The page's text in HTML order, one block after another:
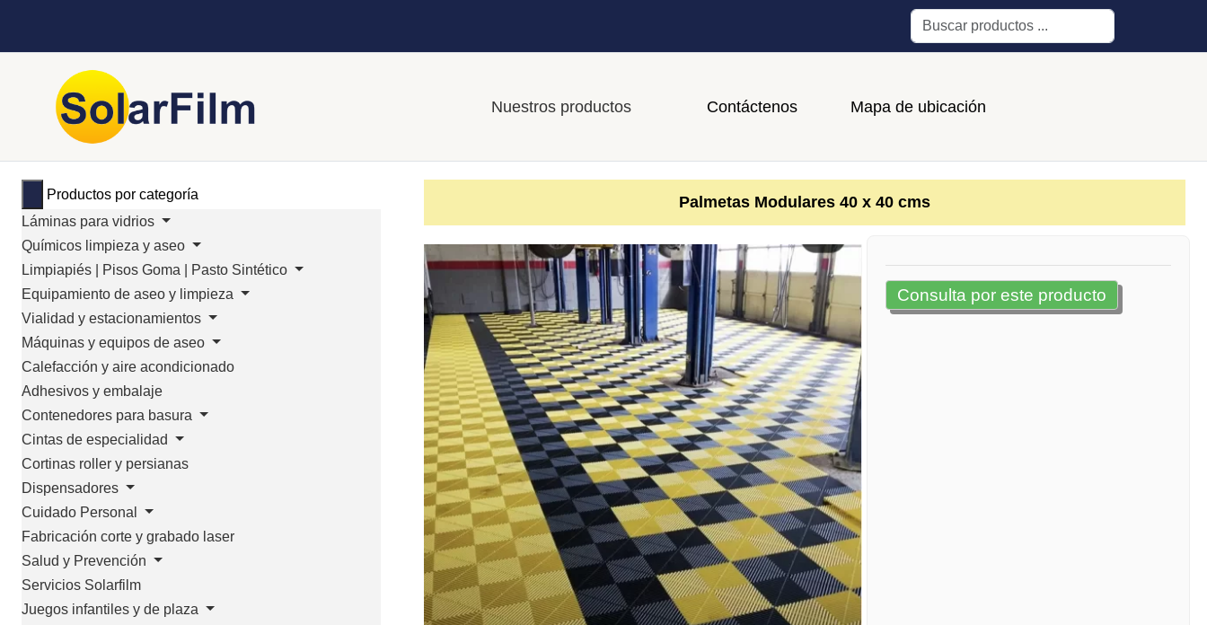
Buscar
Nuestros productos Contáctenos Mapa de ubicación
Productos por categoría
Láminas para vidrios
Químicos limpieza y aseo
Limpiapiés | Pisos Goma | Pasto Sintético
Equipamiento de aseo y limpieza
Vialidad y estacionamientos
Máquinas y equipos de aseo
Calefacción y aire acondicionado
Adhesivos y embalaje
Contenedores para basura
Cintas de especialidad
Cortinas roller y persianas
Dispensadores
Cuidado Personal
Fabricación corte y grabado laser
Salud y Prevención
Servicios Solarfilm
Juegos infantiles y de plaza
Palmetas Modulares 40 x 40 cms
Consulta por este producto